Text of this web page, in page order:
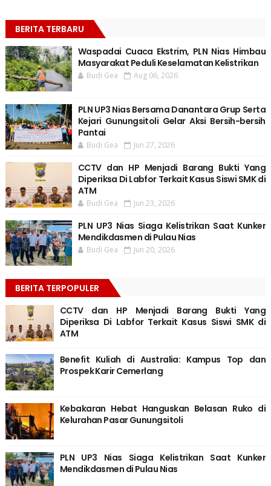
BERITA TERBARU
Waspadai Cuaca Ekstrim, PLN Nias Himbau
Masyarakat Peduli Keselamatan Kelistrikan
Budi Gea Aug 06, 2026
PLN UP3 Nias Bersama Danantara Grup Serta
Kejari Gunungsitoli Gelar Aksi Bersih-bersih
Pantai
Budi Gea Jun 27, 2026
CCTV dan HP Menjadi Barang Bukti Yang
Diperiksa Di Labfor Terkait Kasus Siswi SMK di
ATM
Budi Gea Jun 23, 2026
PLN UP3 Nias Siaga Kelistrikan Saat Kunker
Mendikdasmen di Pulau Nias
Budi Gea Jun 20, 2026
BERITA TERPOPULER
CCTV dan HP Menjadi Barang Bukti Yang
Diperiksa Di Labfor Terkait Kasus Siswi SMK di
ATM
Benefit Kuliah di Australia: Kampus Top dan
Prospek Karir Cemerlang
Kebakaran Hebat Hanguskan Belasan Ruko di
Kelurahan Pasar Gunungsitoli
PLN UP3 Nias Siaga Kelistrikan Saat Kunker
Mendikdasmen di Pulau Nias